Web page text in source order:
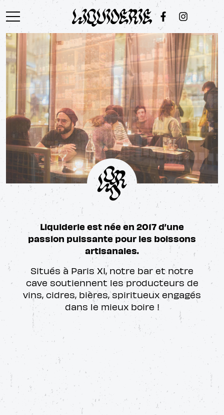
ADRESSES
SHOP
ACTUALITÉS
ÉVÉNEMENTS
MENU
CONTACT
Liquiderie est née en 2017 d’une
passion puissante pour les boissons
artisanales.
Situés à Paris XI, notre bar et notre
cave soutiennent les producteurs de
vins, cidres, bières, spiritueux engagés
dans le mieux boire !